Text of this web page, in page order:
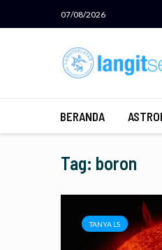
07/08/2026
BERANDA
Tag: boron
TANYA LS